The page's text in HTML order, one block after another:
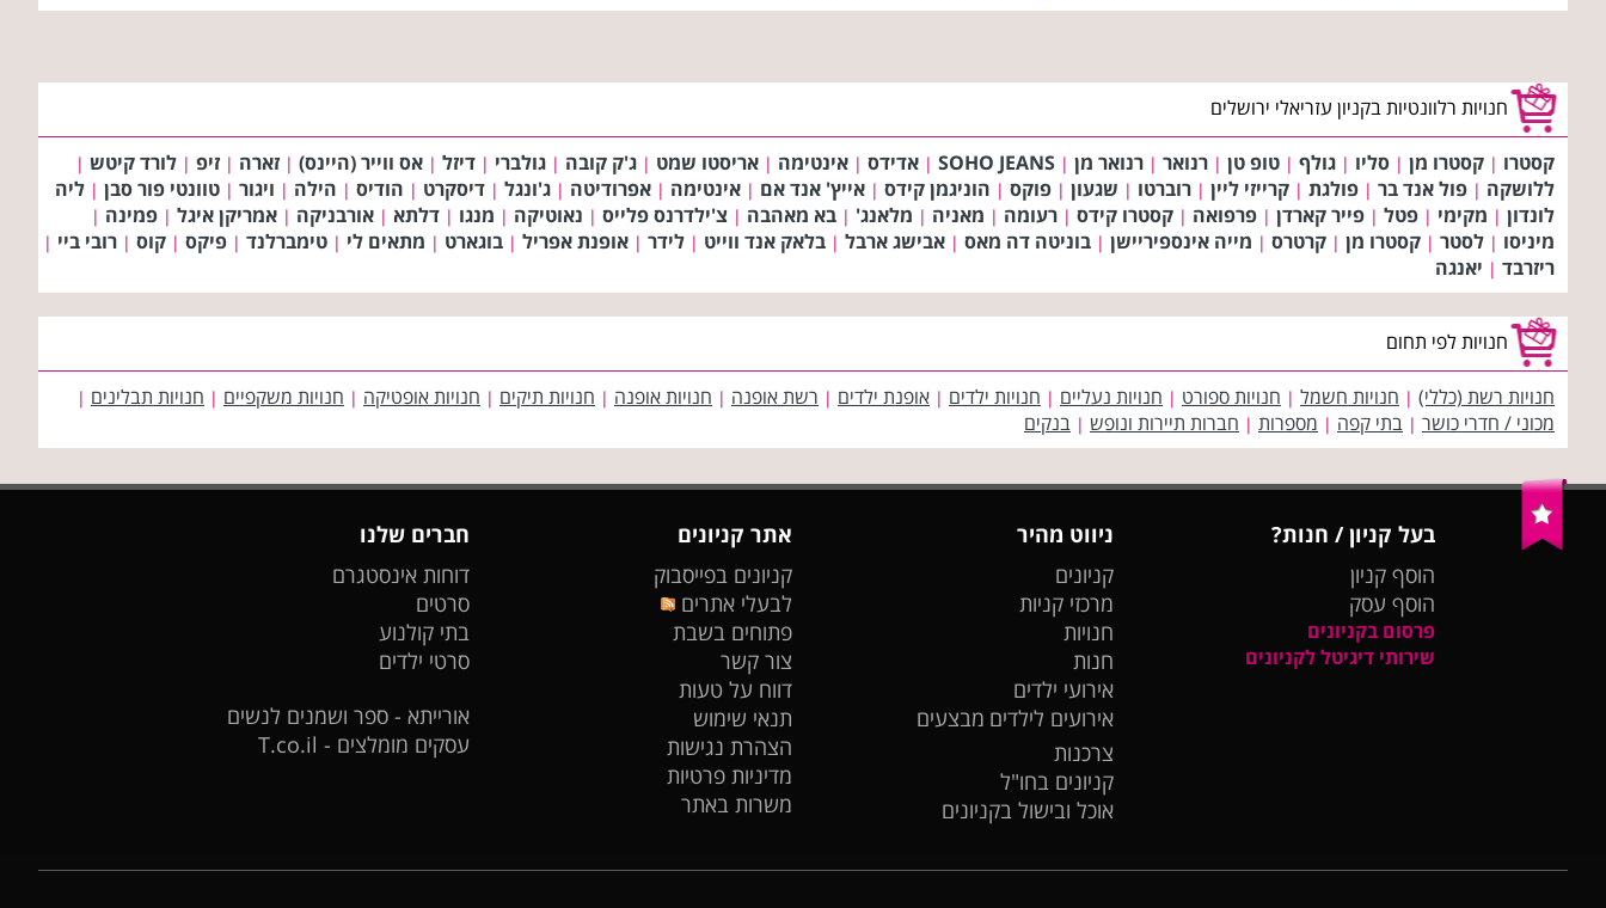
חנויות רלוונטיות בקניון עזריאלי ירושלים
קסטרו | קסטרו מן | סליו | גולף | טופ טן | רנואר | רנואר מן |
SOHO JEANS
| אדידס | אינטימה | אריסטו שמט | ג'ק קובה | גולברי | דיזל | אס ווייר (היינס) | זארה | זיפ | לורד קיטש |
ללושקה | פול אנד בר | פולגת | קרייזי ליין | רוברטו | שגעון | פוקס | הוניגמן קידס | אייץ' אנד אם | אינטימה | אפרודיטה | ג'ונגל | דיסקרט | הודיס | הילה | ויגור | טוונטי פור סבן | ליה
לונדון | מקימי | פטל | פייר קארדן | פרפואה | קסטרו קידס | רעומה | מאניה | מלאנג' | בא מאהבה | צ'ילדרנס פלייס | נאוטיקה | מנגו | דלתא | אורבניקה | אמריקן איגל | פמינה |
מיניסו | לסטר | קסטרו מן | קרטרס | מייה אינספיריישן | בוניטה דה מאס | אבישג ארבל | בלאק אנד ווייט | לידר | אופנת אפריל | בוגארט | מתאים לי | טימברלנד | פיקס | קוס | רובי ביי |
ריזרבד | יאנגה
חנויות לפי תחום
חנויות רשת (כללי) | חנויות חשמל | חנויות ספורט | חנויות נעליים | חנויות ילדים | אופנת ילדים | רשת אופנה | חנויות אופנה | חנויות תיקים | חנויות אופטיקה | חנויות משקפיים | חנויות תבלינים |
מכוני / חדרי כושר | בתי קפה | מספרות | חברות תיירות ונופש | בנקים
בעל קניון / חנות?
הוסף קניון
הוסף עסק
פרסום בקניונים
שירותי דיגיטל לקניונים
ניווט מהיר
קניונים
מרכזי קניות
חנויות
חנות
אירועי ילדים
אירועים לילדים מבצעים
צרכנות
קניונים בחו"ל
אוכל ובישול בקניונים
אתר קניונים
קניונים בפייסבוק
לבעלי אתרים
פתוחים בשבת
צור קשר
דווח על טעות
תנאי שימוש
הצהרת נגישות
מדיניות פרטיות
משרות באתר
חברים שלנו
דוחות אינסטגרם
סרטים
בתי קולנוע
סרטי ילדים
אורייתא - ספר ושמנים לנשים
עסקים מומלצים - T.co.il